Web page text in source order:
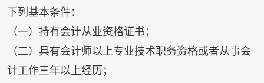
下列基本条件：
（一）持有会计从业资格证书；
（二）具有会计师以上专业技术职务资格或者从事会
计工作三年以上经历；